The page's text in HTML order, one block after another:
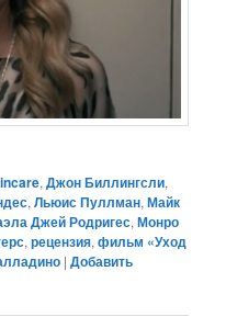
,Джон Биллингсли,
,Льюис Пуллман,Майк
Джей Родригес,Монро
,рецензия,фильм «Уход
|Добавить